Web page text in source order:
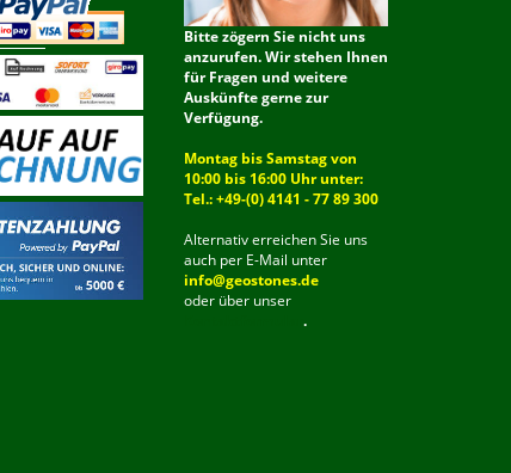
Bitte zögern Sie nicht uns
anzurufen. Wir stehen Ihnen
für Fragen und weitere
Auskünfte gerne zur
Verfügung.
Montag bis Samstag von
10:00 bis 16:00 Uhr unter:
Tel.: +49-(0) 4141 - 77 89 300
Alternativ erreichen Sie uns
auch per E-Mail unter
info@geostones.de
oder über unser
.